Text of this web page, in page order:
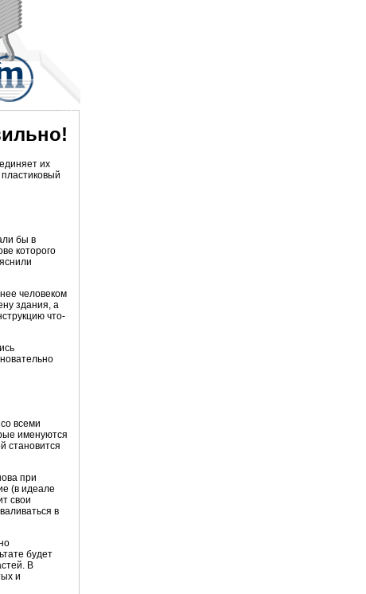
их
бы в
которого
человеком
здания, а
что-
всеми
именуются
становится
при
(в идеале
свои
в
будет
В
и